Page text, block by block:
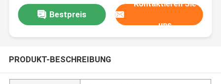
Bestpreis
Kontaktieren Sie
uns
PRODUKT-BESCHREIBUNG